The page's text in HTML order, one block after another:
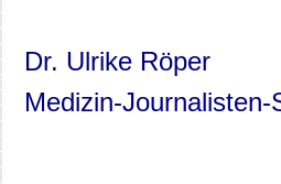
Dr. Ulrike Röper
Medizin-